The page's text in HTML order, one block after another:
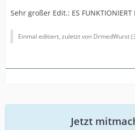
Sehr großer Edit.: ES FUNKTIONIERT
Einmal editiert, zuletzt von DrmedWurst (
Jetzt